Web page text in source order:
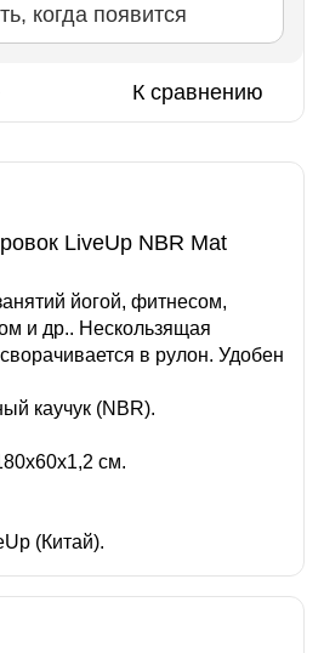
когда появится
К сравнению
LiveUp NBR Mat
йогой, фитнесом,
и др.. Нескользящая
в рулон. Удобен
каучук (NBR).
см.
(Китай).